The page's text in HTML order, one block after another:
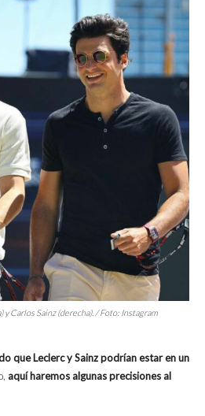
Carlos Sainz (derecha). / Foto: Instagram
que Leclerc y Sainz podrían estar en un
aquí haremos algunas precisiones al